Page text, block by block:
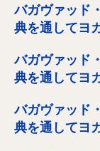
バガヴァッド
典を通してヨ
バガヴァッド
典を通してヨ
バガヴァッド
典を通してヨ